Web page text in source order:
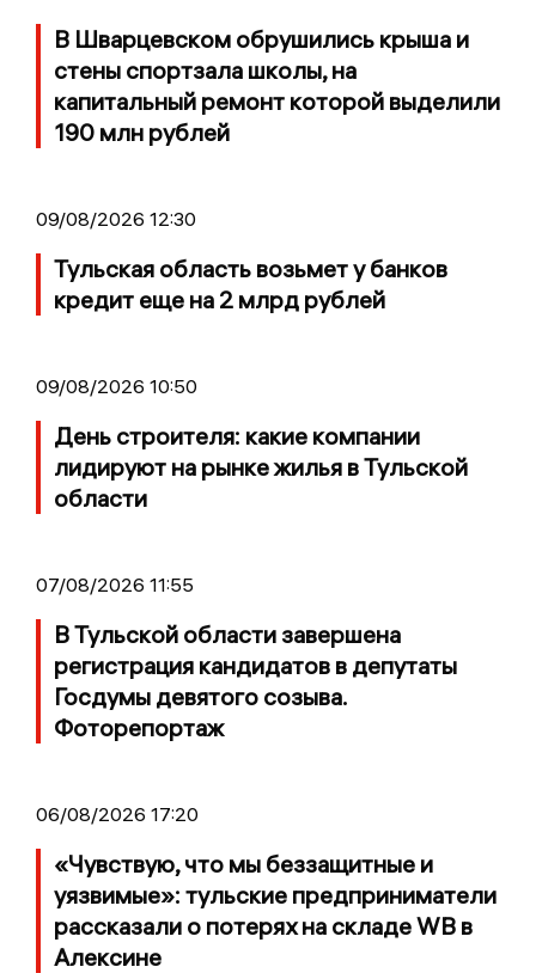
В Шварцевском обрушились крыша и
стены спортзала школы, на
капитальный ремонт которой выделили
190 млн рублей
09/08/2026 12:30
Тульская область возьмет у банков
кредит еще на 2 млрд рублей
09/08/2026 10:50
День строителя: какие компании
лидируют на рынке жилья в Тульской
области
07/08/2026 11:55
В Тульской области завершена
регистрация кандидатов в депутаты
Госдумы девятого созыва.
Фоторепортаж
06/08/2026 17:20
«Чувствую, что мы беззащитные и
уязвимые»: тульские предприниматели
рассказали о потерях на складе WB в
Алексине